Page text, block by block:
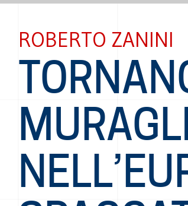
ROBERTO ZANINI